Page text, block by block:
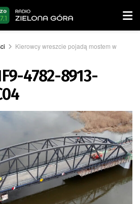
Kierowcy wreszcie pojadą mostem w
4782-8913-